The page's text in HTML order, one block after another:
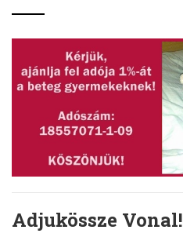
Adjukössze Vonal!